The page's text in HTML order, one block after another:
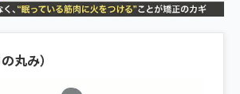
丸み）